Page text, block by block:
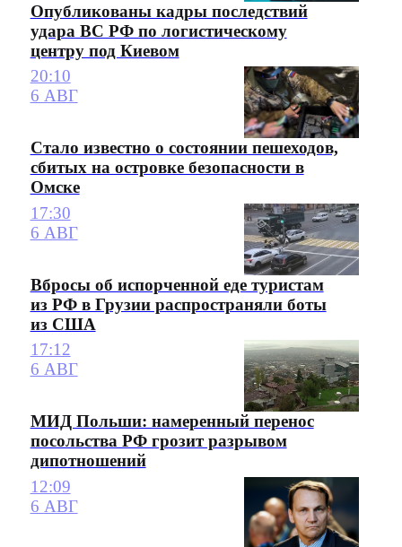
Опубликованы кадры последствий
удара ВС РФ по логистическому
центру под Киевом
20:10
6 АВГ
Стало известно о состоянии пешеходов,
сбитых на островке безопасности в
Омске
17:30
6 АВГ
Вбросы об испорченной еде туристам
из РФ в Грузии распространяли боты
из США
17:12
6 АВГ
МИД Польши: намеренный перенос
посольства РФ грозит разрывом
дипотношений
12:09
6 АВГ